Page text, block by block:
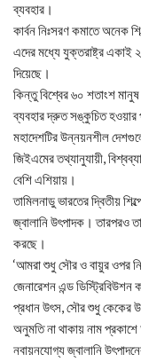
ব্যবহার।
কার্বন নিঃসরণ কমাতে অনেক
এদের মধ্যে যুক্তরাষ্ট্র একাই
দিয়েছে।
কিন্তু বিশ্বের ৬০ শতাংশ
ব্যবহার দ্রুত সঙ্কুচিত হওয়ার
মহাদেশটির উন্নয়নশীল
জিইএমের তথ্যানুযায়ী,
বেশি এশিয়ায়।
তামিলনাডু ভারতের দ্বিতীয়
জ্বালানি উৎপাদক। তারপরও
করছে।
‘আমরা শুধু সৌর ও বায়ুর ওপর
জেনারেশন এন্ড ডিস্ট্রিবিউশন
প্রধান উৎস, সৌর শুধু কেকের
অনুমতি না থাকায় নাম
নবায়নযোগ্য জ্বালানি